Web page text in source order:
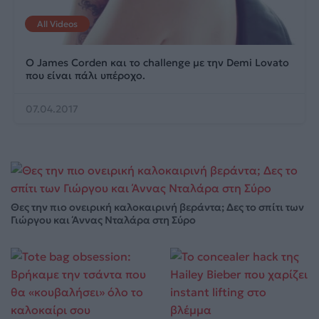
All Videos
Ο James Corden και το challenge με την Demi Lovato
που είναι πάλι υπέροχο.
07.04.2017
Θες την πιο ονειρική καλοκαιρινή βεράντα; Δες το σπίτι των
Γιώργου και Άννας Νταλάρα στη Σύρο